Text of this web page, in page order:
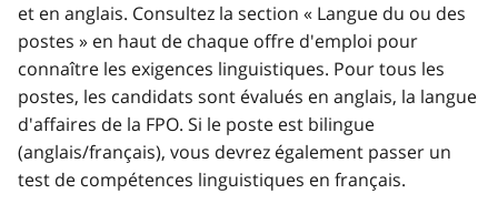
et en anglais. Consultez la section « Langue du ou des
postes » en haut de chaque offre d'emploi pour
connaître les exigences linguistiques. Pour tous les
postes, les candidats sont évalués en anglais, la langue
d'affaires de la FPO. Si le poste est bilingue
(anglais/français), vous devrez également passer un
test de compétences linguistiques en français.